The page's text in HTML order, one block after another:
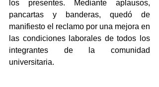
los presentes. Mediante aplausos,
pancartas y banderas, quedó de
manifiesto el reclamo por una mejora en
las condiciones laborales de todos los
integrantes de la comunidad
universitaria.